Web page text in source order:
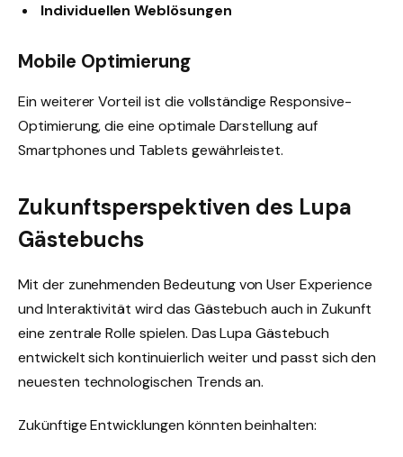
Individuellen Weblösungen
Mobile Optimierung
Ein weiterer Vorteil ist die vollständige Responsive-
Optimierung, die eine optimale Darstellung auf
Smartphones und Tablets gewährleistet.
Zukunftsperspektiven des Lupa
Gästebuchs
Mit der zunehmenden Bedeutung von User Experience
und Interaktivität wird das Gästebuch auch in Zukunft
eine zentrale Rolle spielen. Das Lupa Gästebuch
entwickelt sich kontinuierlich weiter und passt sich den
neuesten technologischen Trends an.
Zukünftige Entwicklungen könnten beinhalten: